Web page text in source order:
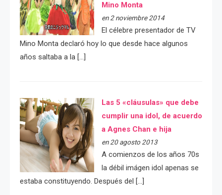
Mino Monta
en 2 noviembre 2014
El célebre presentador de TV
Mino Monta declaró hoy lo que desde hace algunos
años saltaba a la […]
Las 5 «cláusulas» que debe
cumplir una idol, de acuerdo
a Agnes Chan e hija
en 20 agosto 2013
A comienzos de los años 70s
la débil imágen idol apenas se
estaba constituyendo. Después del […]